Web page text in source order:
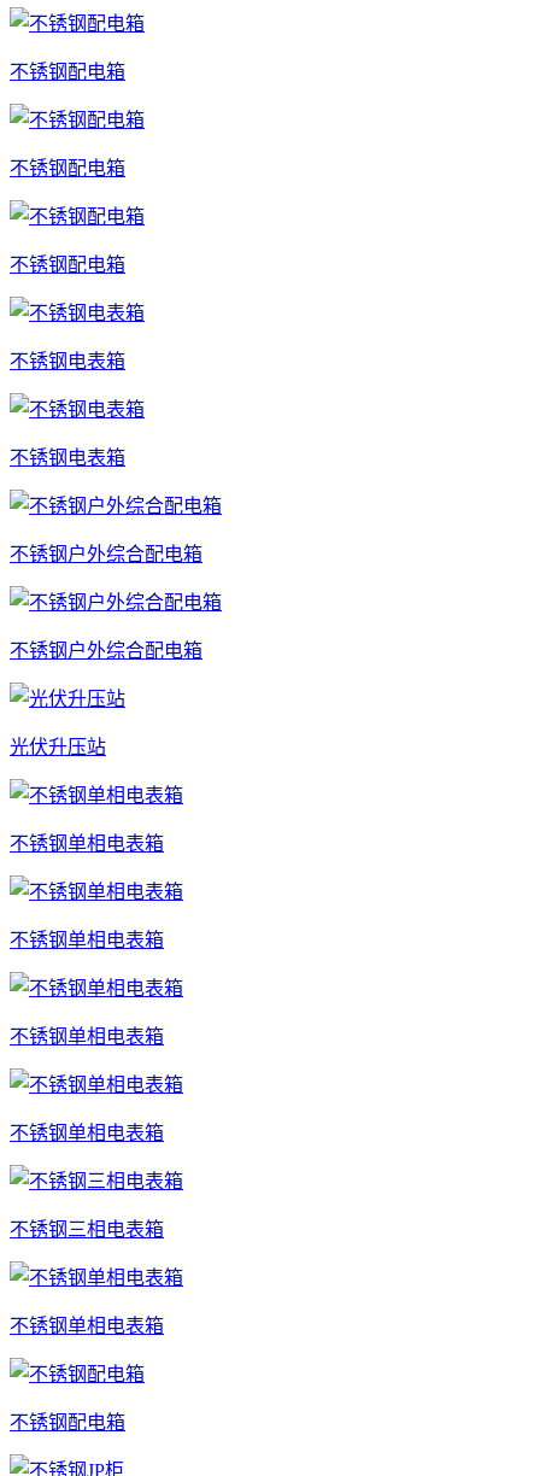
不锈钢配电箱
不锈钢配电箱
不锈钢配电箱
不锈钢电表箱
不锈钢电表箱
不锈钢户外综合配电箱
不锈钢户外综合配电箱
光伏升压站
不锈钢单相电表箱
不锈钢单相电表箱
不锈钢单相电表箱
不锈钢单相电表箱
不锈钢三相电表箱
不锈钢单相电表箱
不锈钢配电箱